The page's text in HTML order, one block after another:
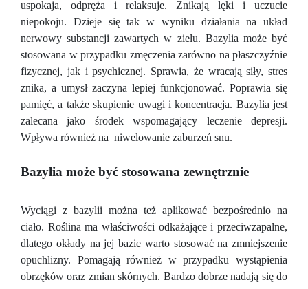
uspokaja, odpręża i relaksuje. Znikają lęki i uczucie
niepokoju. Dzieje się tak w wyniku działania na układ
nerwowy substancji zawartych w zielu. Bazylia może być
stosowana w przypadku zmęczenia zarówno na płaszczyźnie
fizycznej, jak i psychicznej. Sprawia, że wracają siły, stres
znika, a umysł zaczyna lepiej funkcjonować. Poprawia się
pamięć, a także skupienie uwagi i koncentracja. Bazylia jest
zalecana jako środek wspomagający leczenie depresji.
Wpływa również na niwelowanie zaburzeń snu.
Bazylia może być stosowana zewnętrznie
Wyciągi z bazylii można też aplikować bezpośrednio na
ciało. Roślina ma właściwości odkażające i przeciwzapalne,
dlatego okłady na jej bazie warto stosować na zmniejszenie
opuchlizny. Pomagają również w przypadku wystąpienia
obrzęków oraz zmian skórnych. Bardzo dobrze nadają się do